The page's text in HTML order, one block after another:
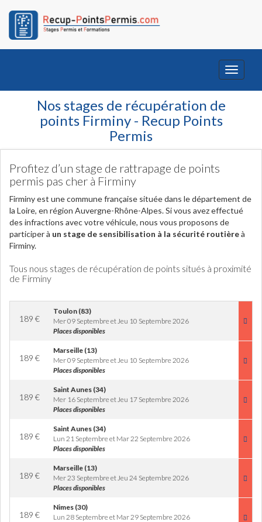
Toggle
Nos stages de récupération de
points Firminy - Recup Points
Permis
Profitez d’un stage de rattrapage de points
permis pas cher à Firminy
Firminy est une commune française située dans le département de
la Loire, en région Auvergne-Rhône-Alpes. Si vous avez effectué
des infractions avec votre véhicule, nous vous proposons de
participer à un stage de sensibilisation à la sécurité routièreà
Firminy.
Tous nous stages de récupération de points situés à proximité
de Firminy
189 €
Toulon (83)
Mer 09 Septembre et Jeu 10 Septembre 2026
Places disponibles
189 €
Marseille (13)
Mer 09 Septembre et Jeu 10 Septembre 2026
Places disponibles
189 €
Saint Aunes (34)
Mer 16 Septembre et Jeu 17 Septembre 2026
Places disponibles
189 €
Saint Aunes (34)
Lun 21 Septembre et Mar 22 Septembre 2026
Places disponibles
189 €
Marseille (13)
Mer 23 Septembre et Jeu 24 Septembre 2026
Places disponibles
189 €
Nimes (30)
Lun 28 Septembre et Mar 29 Septembre 2026